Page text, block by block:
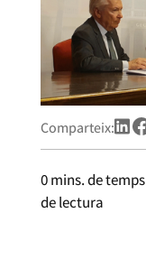
Comparteix:
0mins. de temps
de lectura